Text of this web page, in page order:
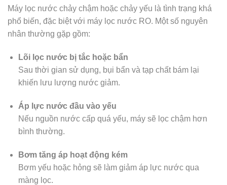
Máy lọc nước chảy chậm hoặc chảy yếu là tình trạng khá
phổ biến, đặc biệt với máy lọc nước RO. Một số nguyên
nhân thường gặp gồm:
Lõi lọc nước bị tắc hoặc bẩn
Sau thời gian sử dụng, bụi bẩn và tạp chất bám lại
khiến lưu lượng nước giảm.
Áp lực nước đầu vào yếu
Nếu nguồn nước cấp quá yếu, máy sẽ lọc chậm hơn
bình thường.
Bơm tăng áp hoạt động kém
Bơm yếu hoặc hỏng sẽ làm giảm áp lực nước qua
màng lọc.